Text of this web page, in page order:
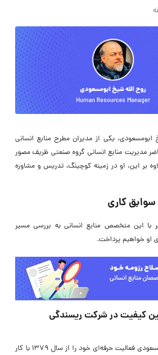
ابومسعودی، یکی از مدیران مطرح منابع انسانی
مدیریت منابع انسانی گروه صنعتی ظریف مصور
بر این، او در زمینه کوچینگ، تدریس و مشاوره
کاری
با این متخصص منابع انسانی به بررسی مسیر
او خواهیم پرداخت.
کیفیت در شرکت ریسندگی
روح الله شیخ ابومسعودی فعالیت حرفه‌ای خود را از سال 1379 با کار